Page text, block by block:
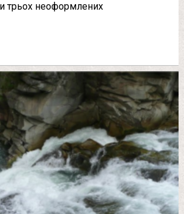
трьох неоформлених